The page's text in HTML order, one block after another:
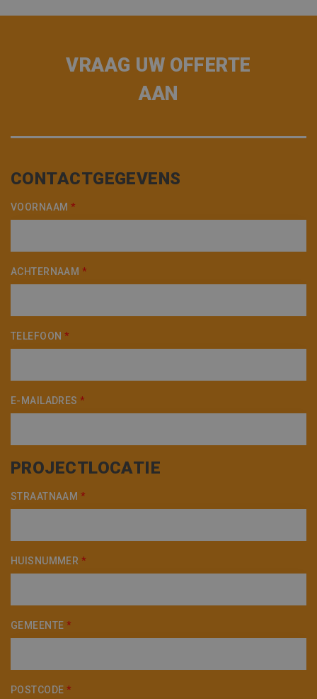
VRAAG UW OFFERTE
AAN
CONTACTGEGEVENS
VOORNAAM *
ACHTERNAAM *
TELEFOON *
E-MAILADRES*
PROJECTLOCATIE
STRAATNAAM *
HUISNUMMER *
GEMEENTE *
POSTCODE *